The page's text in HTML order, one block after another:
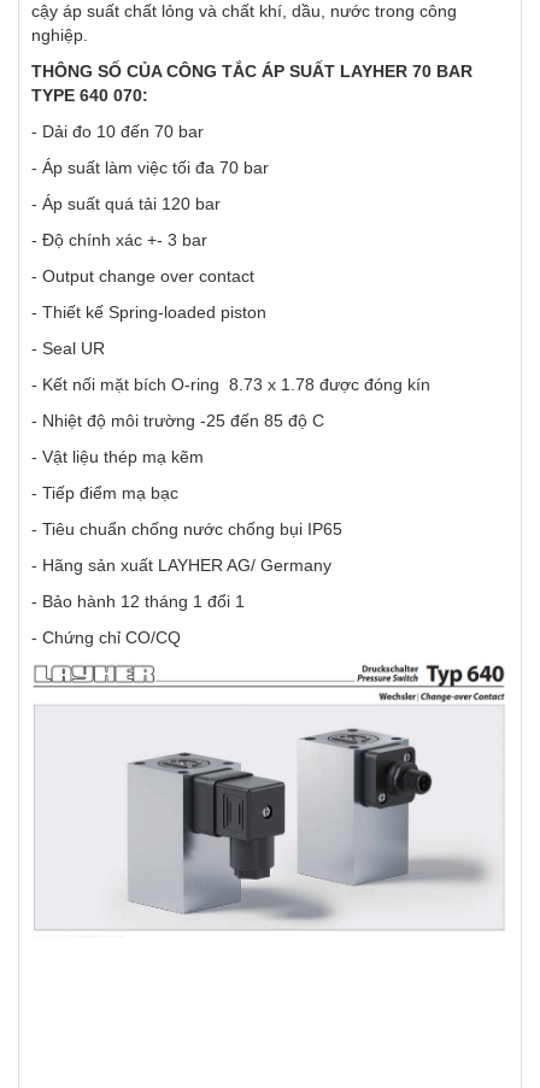
cậy áp suất chất lỏng và chất khí, dầu, nước trong công
nghiệp.
THÔNG SỐ CỦA CÔNG TẮC ÁP SUẤT LAYHER 70 BAR
TYPE 640 070:
- Dải đo 10 đến 70 bar
- Áp suất làm việc tối đa 70 bar
- Áp suất quá tải 120 bar
- Độ chính xác +- 3 bar
- Output change over contact
- Thiết kế Spring-loaded piston
- Seal UR
- Kết nối mặt bích O-ring 8.73 x 1.78 được đóng kín
- Nhiệt độ môi trường -25 đến 85 độ C
- Vật liệu thép mạ kẽm
- Tiếp điểm mạ bạc
- Tiêu chuẩn chống nước chống bụi IP65
- Hãng sản xuất LAYHER AG/ Germany
- Bảo hành 12 tháng 1 đổi 1
- Chứng chỉ CO/CQ